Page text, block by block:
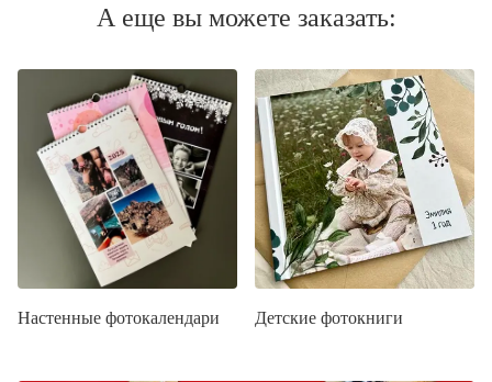
А еще вы можете заказать:
Настенные фотокалендари Детские фотокниги